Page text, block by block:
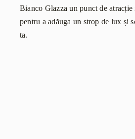
Bianco Glazza un punct de atracție
pentru a adăuga un strop de lux și
ta.